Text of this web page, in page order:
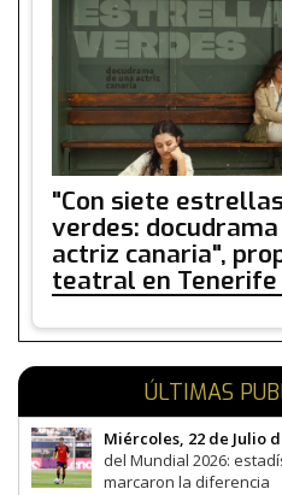
"Con siete estrellas
verdes:
actriz canaria",
teatral en Tenerife
ÚLTIMAS
Miércoles, 22 de Julio
del Mundial 2026:
marcaron la diferencia